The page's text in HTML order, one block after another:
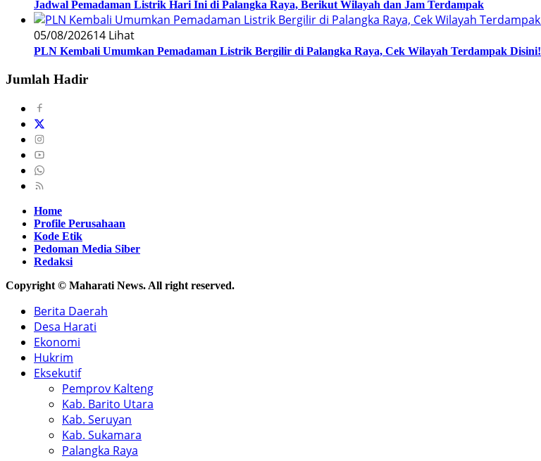
Jadwal Pemadaman Listrik Hari Ini di Palangka Raya, Berikut Wilayah dan Jam Terdampak
05/08/202614 Lihat
PLN Kembali Umumkan Pemadaman Listrik Bergilir di Palangka Raya, Cek Wilayah Terdampak Disini!
Jumlah Hadir
Home
Profile Perusahaan
Kode Etik
Pedoman Media Siber
Redaksi
Copyright © Maharati News. All right reserved.
Berita Daerah
Desa Harati
Ekonomi
Hukrim
Eksekutif
Pemprov Kalteng
Kab. Barito Utara
Kab. Seruyan
Kab. Sukamara
Palangka Raya